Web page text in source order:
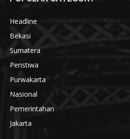
Headline
Bekasi
Sumatera
Peristiwa
Purwakarta
Nasional
Pemerintahan
Jakarta